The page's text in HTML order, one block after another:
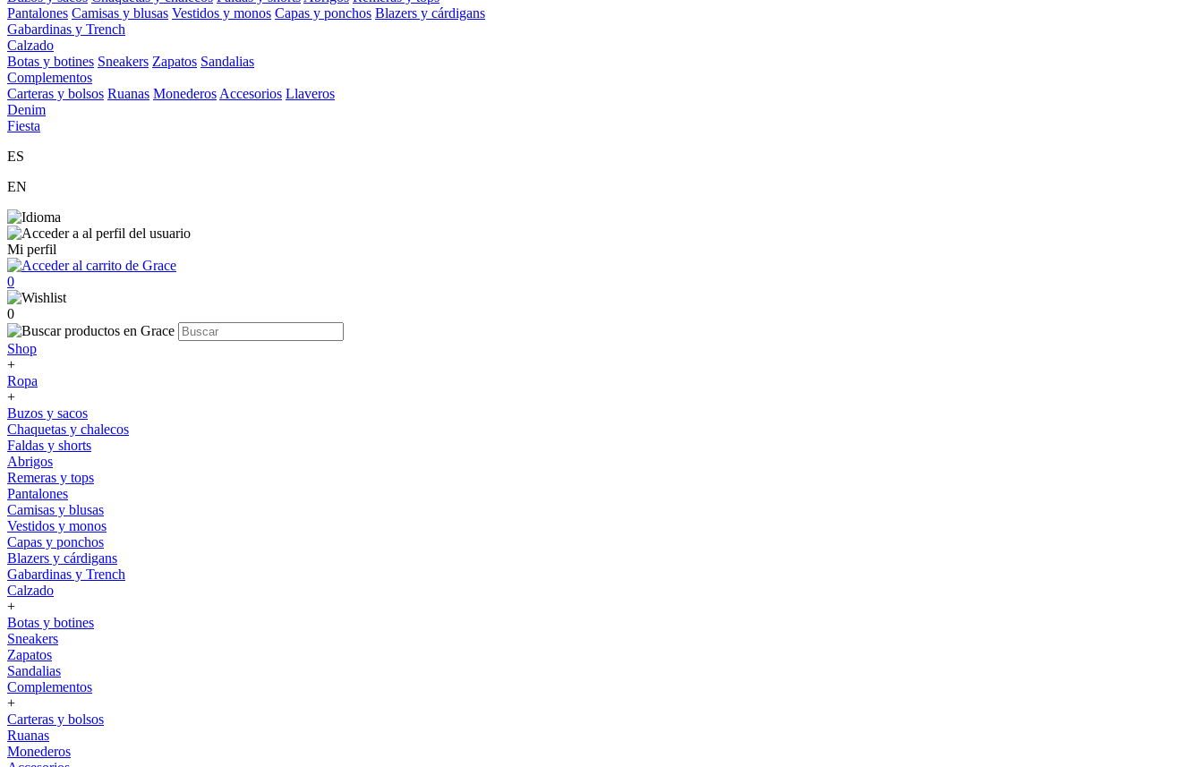
Pantalones Camisas y blusas Vestidos y monos Capas y ponchos Blazers y cárdigans
Gabardinas y Trench
Calzado
Botas y botines Sneakers Zapatos Sandalias
Complementos
Carteras y bolsos Ruanas Monederos Accesorios Llaveros
Denim
Fiesta
ES
EN
Mi perfil
0
0
Shop
+
Ropa
+
Buzos y sacos
Chaquetas y chalecos
Faldas y shorts
Abrigos
Remeras y tops
Pantalones
Camisas y blusas
Vestidos y monos
Capas y ponchos
Blazers y cárdigans
Gabardinas y Trench
Calzado
+
Botas y botines
Sneakers
Zapatos
Sandalias
Complementos
+
Carteras y bolsos
Ruanas
Monederos